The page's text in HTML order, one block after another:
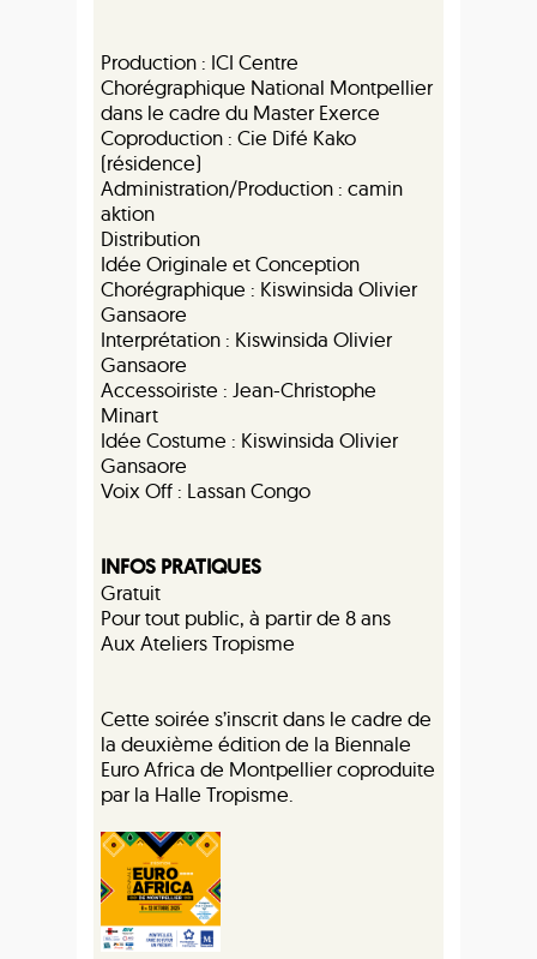
Production : ICI Centre
Chorégraphique National Montpellier
dans le cadre du Master Exerce
Coproduction : Cie Difé Kako
(résidence)
Administration/Production : camin
aktion
Distribution
Idée Originale et Conception
Chorégraphique : Kiswinsida Olivier
Gansaore
Interprétation : Kiswinsida Olivier
Gansaore
Accessoiriste : Jean-Christophe
Minart
Idée Costume : Kiswinsida Olivier
Gansaore
Voix Off : Lassan Congo
INFOS PRATIQUES
Gratuit
Pour tout public, à partir de 8 ans
Aux Ateliers Tropisme
Cette soirée s’inscrit dans le cadre de
la deuxième édition de la Biennale
Euro Africa de Montpellier coproduite
par la Halle Tropisme.